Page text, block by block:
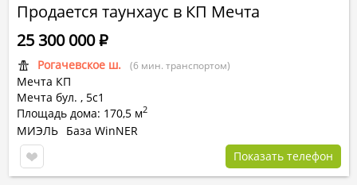
Продается таунхаус в КП Мечта
Рогачевское ш. (6 мин. транспортом)
Мечта КП
Мечта бул. , 5с1
Площадь дома: 170,5 м2
25 300 000Р
МИЭЛЬ База WinNER
Показать телефон